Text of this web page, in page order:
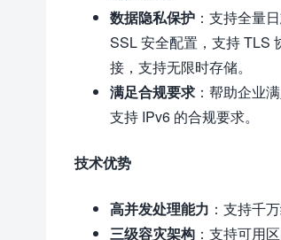
数据隐私保护 ：支持全量
SSL 安全配置，支持 TLS
接，支持无限时存储。
满足合规要求 ：帮助企业
支持 IPv6 的合规要求。
技术优势
高并发处理能力 ：支持千
三级容灾架构 ：支持可用